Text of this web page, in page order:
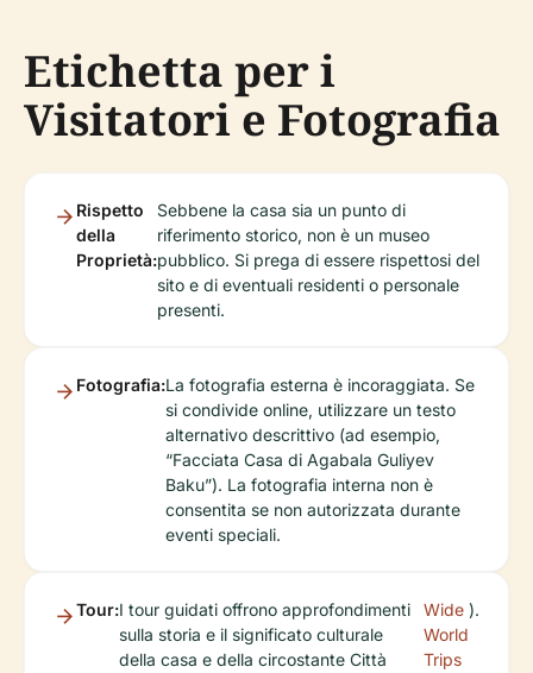
Etichetta per i
Visitatori e Fotografia
Rispetto
della
Proprietà:
Sebbene la casa sia un punto di
riferimento storico, non è un museo
pubblico. Si prega di essere rispettosi del
sito e di eventuali residenti o personale
presenti.
Fotografia:La fotografia esterna è incoraggiata. Se
si condivide online, utilizzare un testo
alternativo descrittivo (ad esempio,
“Facciata Casa di Agabala Guliyev
Baku”). La fotografia interna non è
consentita se non autorizzata durante
eventi speciali.
Tour:I tour guidati offrono approfondimenti
sulla storia e il significato culturale
della casa e della circostante Città
Wide
World
Trips
).